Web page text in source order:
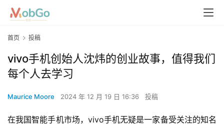
首页 投稿
vivo手机创始人沈炜的创业故事，值得我们
每个人去学习
Maurice Moore 2024 年 12 月 19 日 16:36 投稿
在我国智能手机市场，vivo手机无疑是一家备受关注的知名